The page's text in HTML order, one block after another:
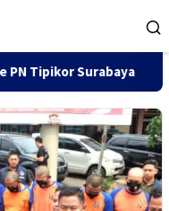
141 Karton